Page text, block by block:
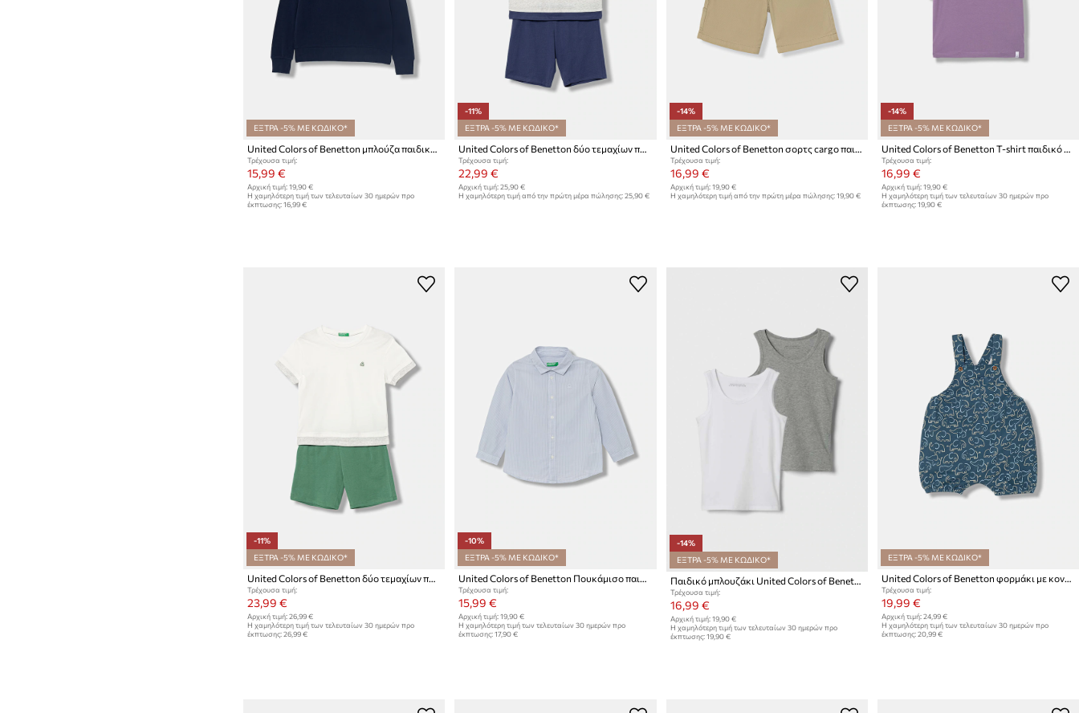
ΕΞΤΡΑ -5% ΜΕ ΚΩΔΙΚΟ*
Τρέχουσα τιμή:
15,99 €
Αρχική τιμή: 19,90 €
Η χαμηλότερη τιμή των τελευταίων 30 ημερών προ
έκπτωσης: 16,99 €
-11%
ΕΞΤΡΑ -5% ΜΕ ΚΩΔΙΚΟ*
Τρέχουσα τιμή:
22,99 €
Αρχική τιμή: 25,90 €
Η χαμηλότερη τιμή από την πρώτη μέρα πώλησης: 25,90 €
-14%
ΕΞΤΡΑ -5% ΜΕ ΚΩΔΙΚΟ*
Τρέχουσα τιμή:
16,99 €
Αρχική τιμή: 19,90 €
Η χαμηλότερη τιμή από την πρώτη μέρα πώλησης: 19,90 €
-14%
ΕΞΤΡΑ -5% ΜΕ ΚΩΔΙΚΟ*
Τρέχουσα τιμή:
16,99 €
Αρχική τιμή: 19,90 €
Η χαμηλότερη τιμή των τελευταίων 30 ημερών προ
έκπτωσης: 19,90 €
-11%
ΕΞΤΡΑ -5% ΜΕ ΚΩΔΙΚΟ*
United Colors of Benetton δύο τεμαχίων παιδικά βαμβακερά
Τρέχουσα τιμή:
23,99 €
Αρχική τιμή: 26,99 €
Η χαμηλότερη τιμή των τελευταίων 30 ημερών προ
έκπτωσης: 26,99 €
-10%
ΕΞΤΡΑ -5% ΜΕ ΚΩΔΙΚΟ*
United Colors of Benetton Πουκάμισο παιδικό βαμβακερό
Τρέχουσα τιμή:
15,99 €
Αρχική τιμή: 19,90 €
Η χαμηλότερη τιμή των τελευταίων 30 ημερών προ
έκπτωσης: 17,90 €
-14%
ΕΞΤΡΑ -5% ΜΕ ΚΩΔΙΚΟ*
Παιδικό μπλουζάκι United Colors of Benetton 2-pack
Τρέχουσα τιμή:
16,99 €
Αρχική τιμή: 19,90 €
Η χαμηλότερη τιμή των τελευταίων 30 ημερών προ
έκπτωσης: 19,90 €
ΕΞΤΡΑ -5% ΜΕ ΚΩΔΙΚΟ*
United Colors of Benetton φορμάκι με κοντά μανίκια παιδικό βαμβακερό
Τρέχουσα τιμή:
19,99 €
Αρχική τιμή: 24,99 €
Η χαμηλότερη τιμή των τελευταίων 30 ημερών προ
έκπτωσης: 20,99 €